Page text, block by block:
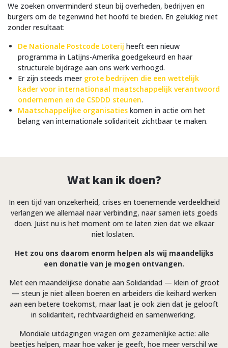
We zoeken onverminderd steun bij overheden, bedrijven en
burgers om de tegenwind het hoofd te bieden. En gelukkig niet
zonder resultaat:
De Nationale Postcode Loterij heeft een nieuw
programma in Latijns-Amerika goedgekeurd en haar
structurele bijdrage aan ons werk verhoogd.
Er zijn steeds meer grote bedrijven die een wettelijk
kader voor internationaal maatschappelijk verantwoord
ondernemen en de CSDDD steunen.
Maatschappelijke organisaties komen in actie om het
belang van internationale solidariteit zichtbaar te maken.
Wat kan ik doen?
In een tijd van onzekerheid, crises en toenemende verdeeldheid
verlangen we allemaal naar verbinding, naar samen iets goeds
doen. Juist nu is het moment om te laten zien dat we elkaar
niet loslaten.
Het zou ons daarom enorm helpen als wij maandelijks
een donatie van je mogen ontvangen.
Met een maandelijkse donatie aan Solidaridad — klein of groot
— steun je niet alleen boeren en arbeiders die keihard werken
aan een betere toekomst, maar laat je ook zien dat je gelooft
in solidariteit, rechtvaardigheid en samenwerking.
Mondiale uitdagingen vragen om gezamenlijke actie: alle
beetjes helpen, maar hoe vaker je geeft, hoe meer verschil we